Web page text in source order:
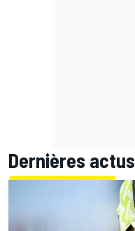
Dernières actus